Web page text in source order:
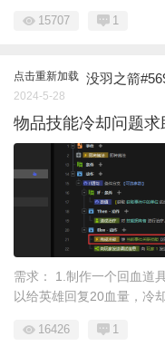
15707 1
点击重新加载 没羽之箭
2024-5-28
物品技能冷却问题求
需求： 1.制作一个回血道
以给英雄回复20血量，冷
16426 1